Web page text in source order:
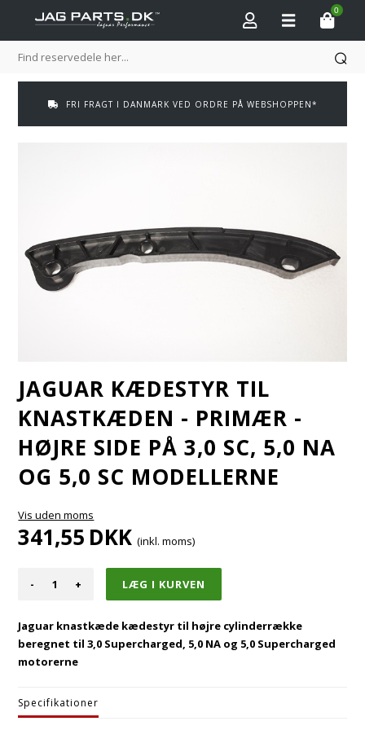
0
FRI FRAGT I DANMARK VED ORDRE PÅ WEBSHOPPEN*
JAGUAR KÆDESTYR TIL
KNASTKÆDEN - PRIMÆR -
HØJRE SIDE PÅ 3,0 SC, 5,0 NA
OG 5,0 SC MODELLERNE
Vis uden moms
341,55 DKK (inkl. moms)
- +
Jaguar knastkæde kædestyr til højre cylinderrække
beregnet til 3,0 Supercharged, 5,0 NA og 5,0 Supercharged
motorerne
Specifikationer